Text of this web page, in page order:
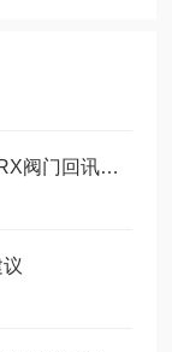
阀门开闭状态如何实时反馈？TOPWORX阀门回讯器技术原理详解